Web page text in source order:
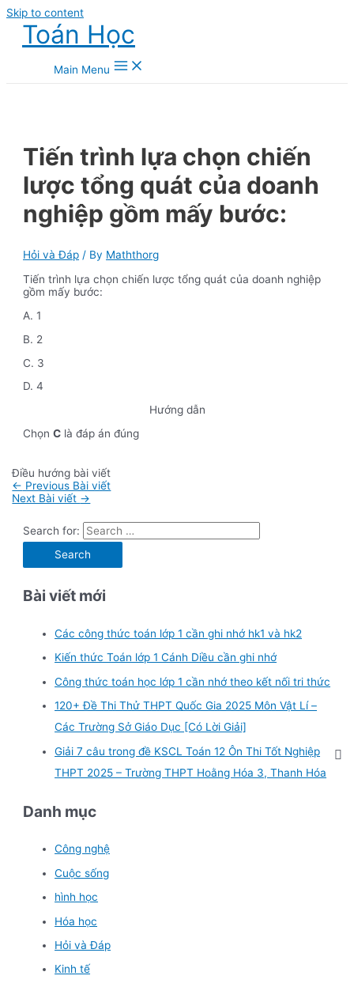
Skip to content
Toán Học
Main Menu
Tiến trình lựa chọn chiến
lược tổng quát của doanh
nghiệp gồm mấy bước:
Hỏi và Đáp / By Maththorg
Tiến trình lựa chọn chiến lược tổng quát của doanh nghiệp
gồm mấy bước:
A. 1
B. 2
C. 3
D. 4
Hướng dẫn
ChọnC là đáp án đúng
Điều hướng bài viết
← Previous Bài viết
Next Bài viết →
Search for:
Bài viết mới
Các công thức toán lớp 1 cần ghi nhớ hk1 và hk2
Kiến thức Toán lớp 1 Cánh Diều cần ghi nhớ
Công thức toán học lớp 1 cần nhớ theo kết nối tri thức
120+ Đề Thi Thử THPT Quốc Gia 2025 Môn Vật Lí –
Các Trường Sở Giáo Dục [Có Lời Giải]
Giải 7 câu trong đề KSCL Toán 12 Ôn Thi Tốt Nghiệp
THPT 2025 – Trường THPT Hoằng Hóa 3, Thanh Hóa
Danh mục
Công nghệ
Cuộc sống
hình học
Hóa học
Hỏi và Đáp
Kinh tế